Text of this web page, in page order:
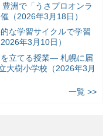
洲で「うさプロオンラ
（2026年3月18日）
な学習サイクルで学習
年3月10日）
立てる授業— 札幌に届
大樹小学校（2026年3月
一覧 >>